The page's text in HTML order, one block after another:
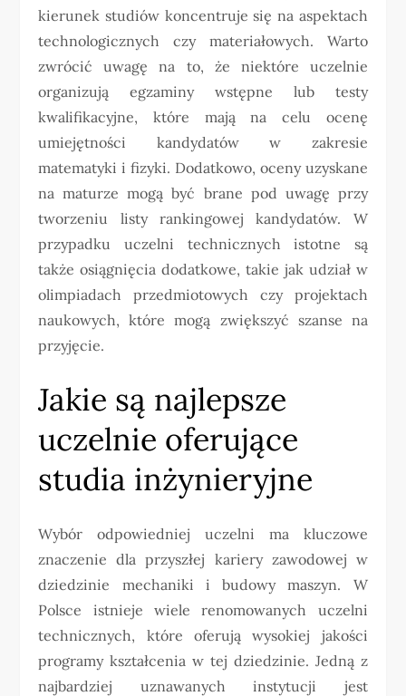
kierunek studiów koncentruje się na aspektach
technologicznych czy materiałowych. Warto
zwrócić uwagę na to, że niektóre uczelnie
organizują egzaminy wstępne lub testy
kwalifikacyjne, które mają na celu ocenę
umiejętności kandydatów w zakresie
matematyki i fizyki. Dodatkowo, oceny uzyskane
na maturze mogą być brane pod uwagę przy
tworzeniu listy rankingowej kandydatów. W
przypadku uczelni technicznych istotne są
także osiągnięcia dodatkowe, takie jak udział w
olimpiadach przedmiotowych czy projektach
naukowych, które mogą zwiększyć szanse na
przyjęcie.
Jakie są najlepsze
uczelnie oferujące
studia inżynieryjne
Wybór odpowiedniej uczelni ma kluczowe
znaczenie dla przyszłej kariery zawodowej w
dziedzinie mechaniki i budowy maszyn. W
Polsce istnieje wiele renomowanych uczelni
technicznych, które oferują wysokiej jakości
programy kształcenia w tej dziedzinie. Jedną z
najbardziej uznawanych instytucji jest